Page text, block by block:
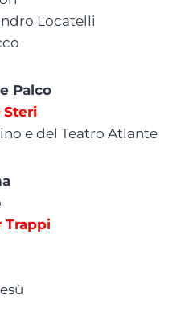
Locatelli
Palco
Steri
e del Teatro Atlante
Trappi